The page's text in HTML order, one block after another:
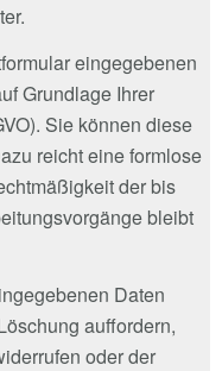
eingegebenen
Grundlage Ihrer
Sie können diese
reicht eine formlose
der bis
bleibt
Daten
auffordern,
oder der